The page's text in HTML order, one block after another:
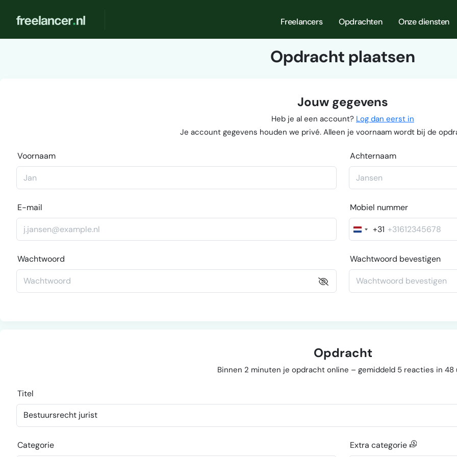
Freelancers Opdrachten Onze diensten
Opdracht plaatsen
Jouw gegevens
Heb je al een account? Log dan eerst in
Je account gegevens houden we privé. Alleen je voornaam wordt bij de
Voornaam Achternaam
E-mail Mobiel nummer
Nederland
+31
+31
Wachtwoord Wachtwoord bevestigen
Opdracht
Binnen 2 minuten je opdracht online – gemiddeld 5 reacties in 48
Titel
Categorie Extra categorie